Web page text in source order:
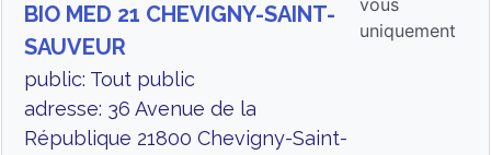
BIO MED 21 CHEVIGNY-SAINT-
SAUVEUR
public: Tout public
adresse: 36 Avenue de la
République 21800 Chevigny-Saint-
vous
uniquement